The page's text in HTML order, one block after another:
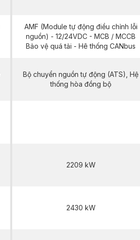
AMF (Module tự động điều chỉnh lỗi
nguồn) - 12/24VDC - MCB / MCCB
Bảo vệ quá tải - Hê thống CANbus
Bộ chuyển nguồn tự động (ATS), Hệ
thống hòa đồng bộ
2209 kW
2430 kW